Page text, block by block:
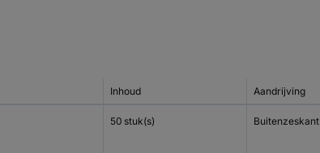
Inhoud Aandrijving
50 stuk(s) Buitenzeskant